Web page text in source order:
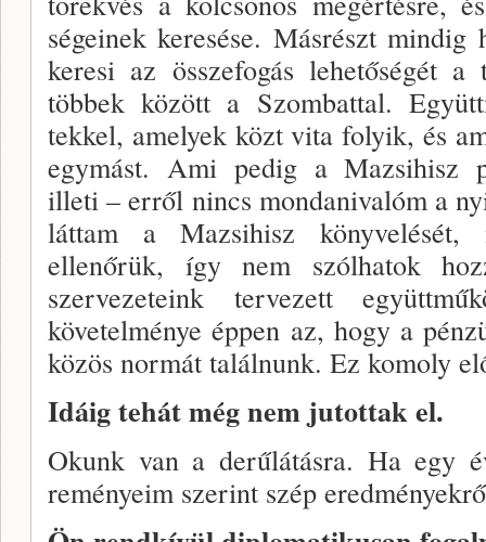
ségeinek keresése. Másrészt
keresi az összefogás lehetőségét
többek között a Szom­battal.
tekkel, amelyek közt vita folyik, és
egymást. Ami pedig a Mazsihisz
illeti – erről nincs monda­nivalóm a
láttam a Mazsihisz
ellenőrük, így nem szólhatok
szervezeteink tervezett
követelménye éppen az, hogy a
közös normát találnunk. Ez komoly
Idáig tehát még nem jutottak el.
Okunk van a derűlátásra. Ha egy
reményeim sze­rint szép